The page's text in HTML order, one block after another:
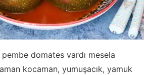
domates vardı mesela
kocaman, yumuşacık, yamuk